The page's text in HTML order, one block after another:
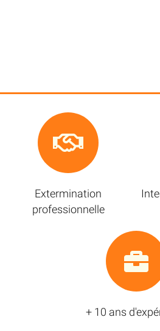
Extermination
professionnelle
+ 10 ans